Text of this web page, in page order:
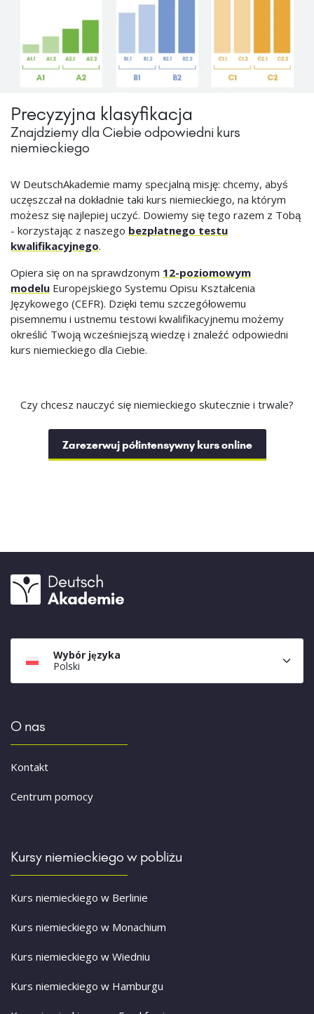
Precyzyjna klasyfikacja
Znajdziemy dla Ciebie odpowiedni kurs
niemieckiego
W DeutschAkademie mamy specjalną misję: chcemy, abyś
uczęszczał na dokładnie taki kurs niemieckiego, na którym
możesz się najlepiej uczyć. Dowiemy się tego razem z Tobą
- korzystając z naszego bezpłatnego testu
kwalifikacyjnego.
Opiera się on na sprawdzonym 12-poziomowym
modelu Europejskiego Systemu Opisu Kształcenia
Językowego (CEFR). Dzięki temu szczegółowemu
pisemnemu i ustnemu testowi kwalifikacyjnemu możemy
określić Twoją wcześniejszą wiedzę i znaleźć odpowiedni
kurs niemieckiego dla Ciebie.
Czy chcesz nauczyć się niemieckiego skutecznie i trwale?
Zarezerwuj półintensywny kurs online
Wybór języka
Polski
O nas
Kontakt
Centrum pomocy
Kursy niemieckiego w pobliżu
Kurs niemieckiego w Berlinie
Kurs niemieckiego w Monachium
Kurs niemieckiego w Wiedniu
Kurs niemieckiego w Hamburgu